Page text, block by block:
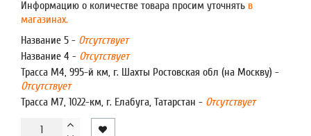
Информацию о количестве товара просим уточнять в
магазинах.
Название 5 - Отсутствует
Название 4 - Отсутствует
Трасса М4, 995-й км, г. Шахты Ростовская обл (на Москву) -
Отсутствует
Трасса М7, 1022-км, г. Елабуга, Татарстан - Отсутствует